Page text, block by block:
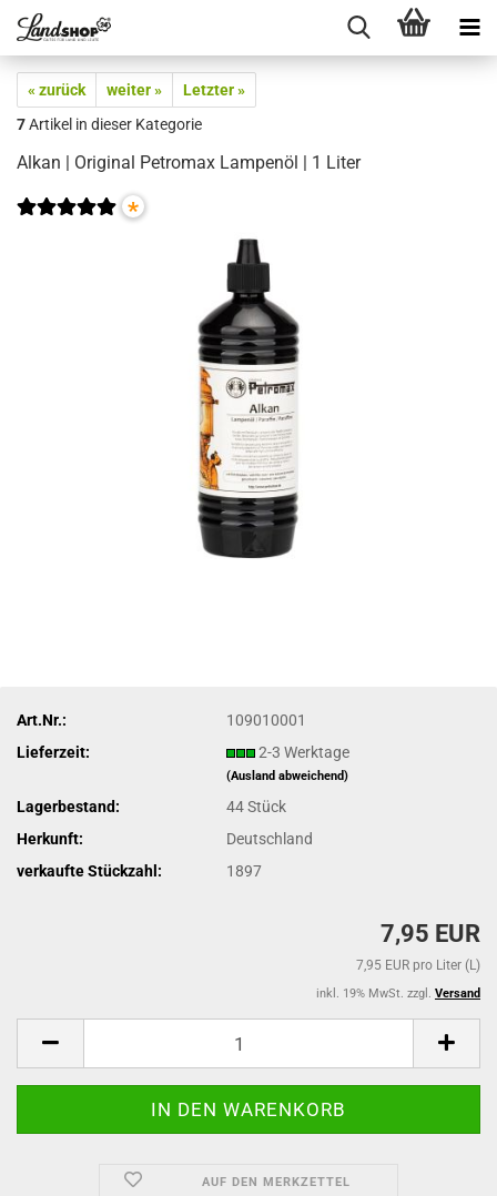
« zurück weiter »
Letzter »
7Artikel in dieser Kategorie
Alkan | Original Petromax Lampenöl | 1 Liter
*
Art.Nr.:
109010001
Lieferzeit:
2-3 Werktage
(Ausland abweichend)
Lagerbestand: 44Stück
Herkunft:
Deutschland
verkaufte Stückzahl:
1897
7,95 EUR
7,95 EUR pro Liter (L)
inkl. 19% MwSt. zzgl. Versand
AUF DEN MERKZETTEL